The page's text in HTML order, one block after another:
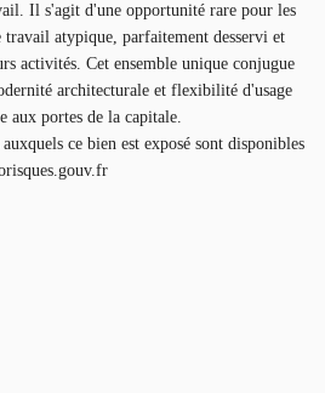
Il s'agit d'une opportunité rare pour les
travail atypique, parfaitement desservi et
activités. Cet ensemble unique conjugue
architecturale et flexibilité d'usage
aux portes de la capitale.
ce bien est exposé sont disponibles